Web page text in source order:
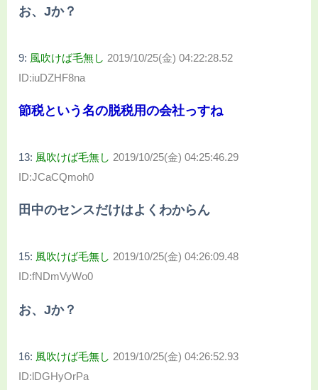
お、Jか？
9: 風吹けば毛無し 2019/10/25(金) 04:22:28.52
ID:iuDZHF8na
節税という名の脱税用の会社っすね
13: 風吹けば毛無し 2019/10/25(金) 04:25:46.29
ID:JCaCQmoh0
田中のセンスだけはよくわからん
15: 風吹けば毛無し 2019/10/25(金) 04:26:09.48
ID:fNDmVyWo0
お、Jか？
16: 風吹けば毛無し 2019/10/25(金) 04:26:52.93
ID:lDGHyOrPa